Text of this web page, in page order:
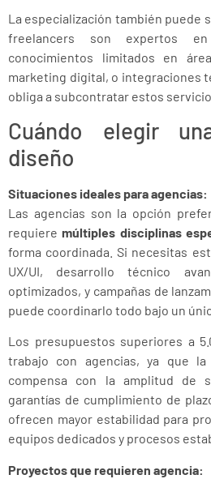
La especialización también puede
freelancers son expertos
conocimientos limitados en
marketing digital, o integraciones
obliga a subcontratar estos
Cuándo elegir
diseño
Situaciones ideales para agencias:
Las agencias son la opción
requieremúltiples disciplinas
forma coordinada. Si necesitas
UX/UI, desarrollo técnico
optimizados, y campañas de
puede coordinarlo todo bajo un
Los presupuestos superiores a
trabajo con agencias, ya que
compensa con la amplitud de
garantías de cumplimiento de
ofrecen mayor estabilidad para
equipos dedicados y procesos
Proyectos que requieren agencia: